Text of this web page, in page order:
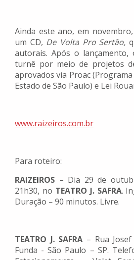
Ainda este ano, em
um CD, De Volta Pro Sertão,
autorais. Após o
turnê por meio de projetos
aprovados via Proac
Estado de São Paulo) e Lei
www.raizeiros.com.br
Para roteiro:
RAIZEIROS – Dia 29 de
21h30, no TEATRO J. SAFRA.
Duração – 90 minutos. Livre.
TEATRO J. SAFRA – Rua
Funda - São Paulo – SP.